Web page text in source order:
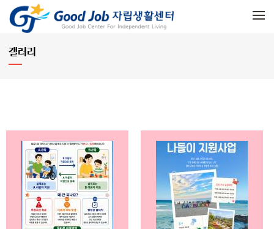
메뉴 건너뛰기
갤러리